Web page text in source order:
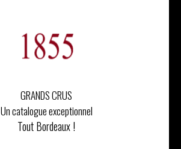
GRANDS CRUS
Un catalogue exceptionnel
Tout Bordeaux !